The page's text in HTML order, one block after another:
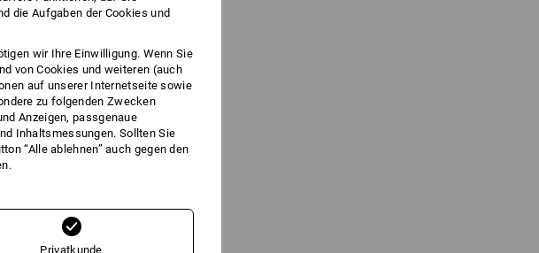
angesehen.
die Aufgaben der Cookies und
wir Ihre Einwilligung. Wenn Sie
von Cookies und weiteren (auch
auf unserer Internetseite sowie
zu folgenden Zwecken
Anzeigen, passgenaue
Inhaltsmessungen. Sollten Sie
“Alle ablehnen” auch gegen den
Privatkunde